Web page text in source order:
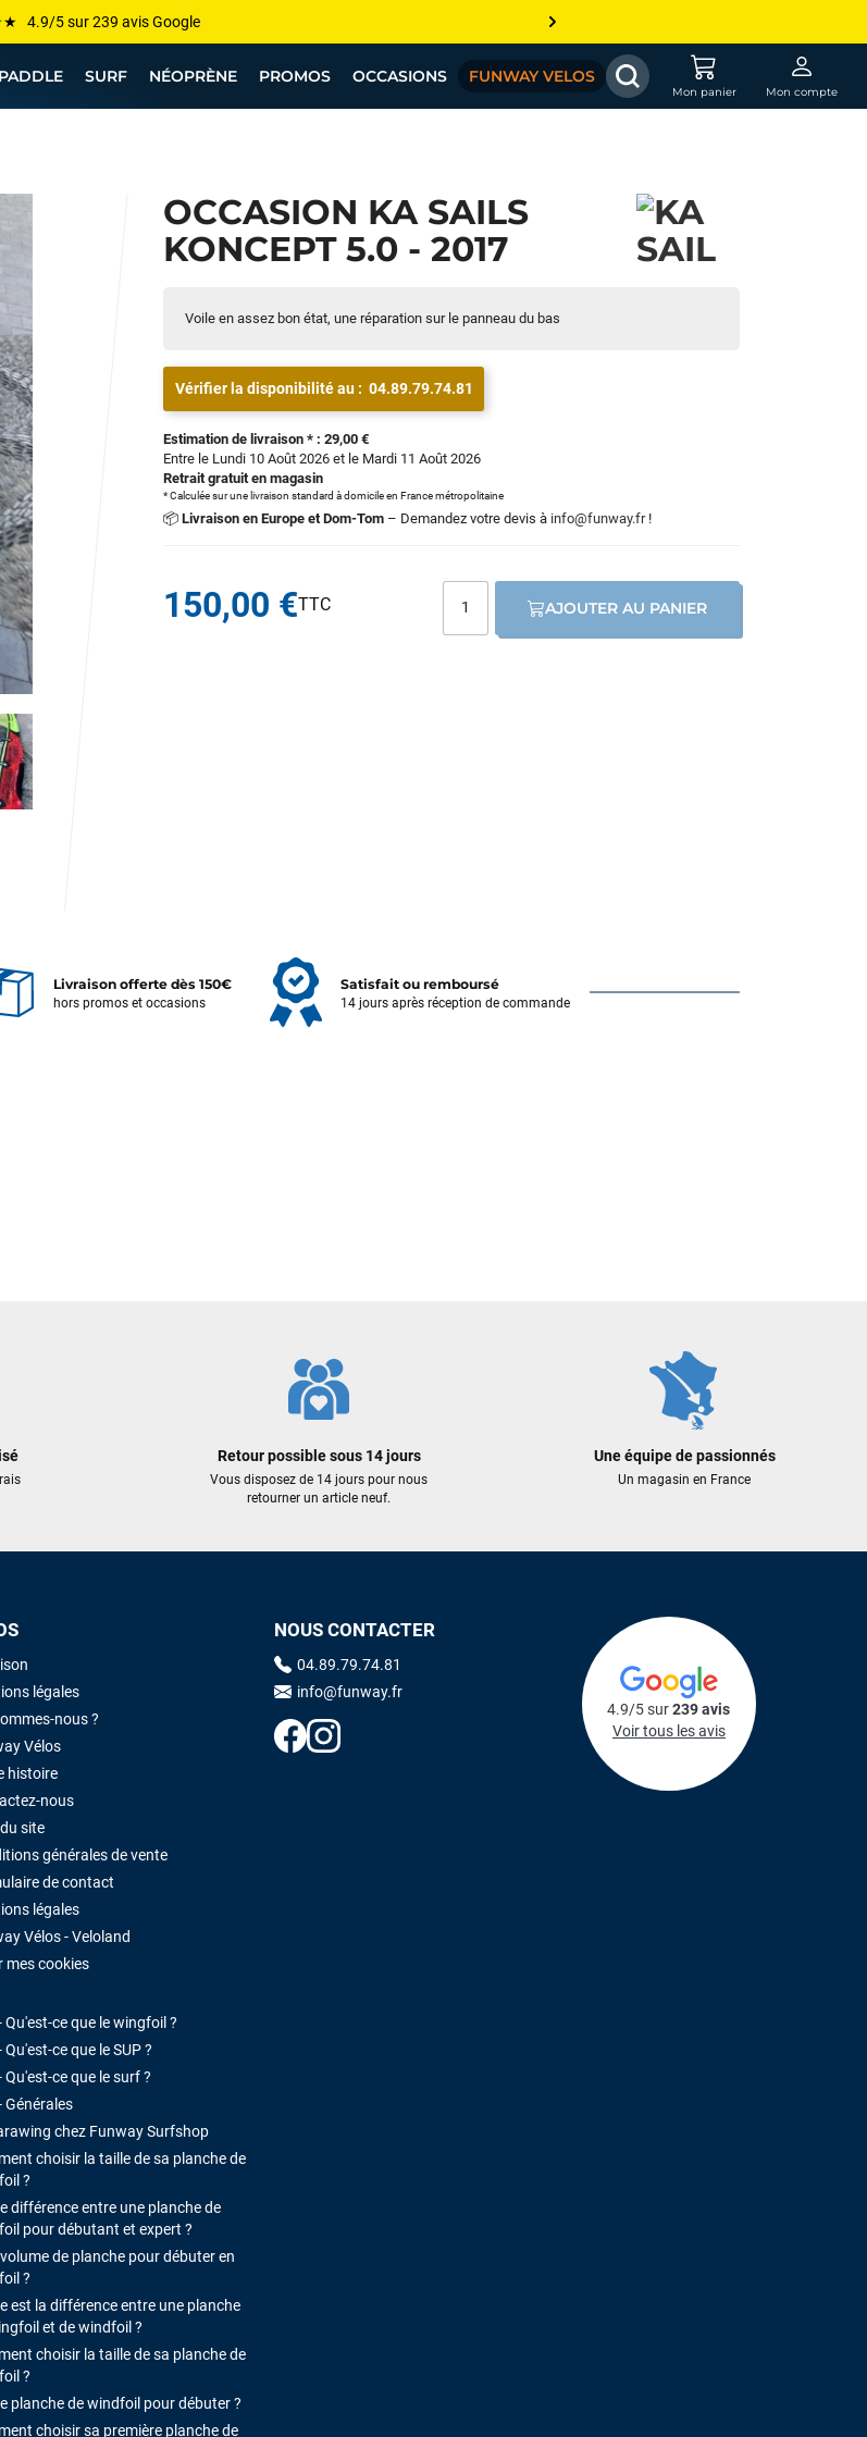
grandes marques sont chez Funway
-75% de remise sur le windsurf, wingfoil, etc...
prix garanti — Moins cher ailleurs ? On s’aligne !
PADDLE SURF NÉOPRÈNE PROMOS OCCASIONS FUNWAY VELOS
Mon panier Mon compte
OCCASION KA SAILS
KONCEPT 5.0 - 2017
Voile en assez bon état, une réparation sur le panneau du bas
Vérifier la disponibilité au : 04.89.79.74.81
Estimation de livraison * : 29,00 €
Entre le Lundi 10 Août 2026 et le Mardi 11 Août 2026
Retrait gratuit en magasin
* Calculée sur une livraison standard à domicile en France métropolitaine
📦 Livraison en Europe et Dom-Tom – Demandez votre devis à info@funway.fr!
150,00 € AJOUTER AU PANIER
Livraison offerte dès 150€
hors promos et occasions
Satisfait ou remboursé
14 jours après réception de commande
Retour possible sous 14 jours
Vous disposez de 14 jours pour nous
retourner un article neuf.
Une équipe de passionnés
Un magasin en France
légales
nous ?
Vélos
histoire
nous
site
générales de vente
de contact
légales
Vélos - Veloland
mes cookies
Qu'est-ce que le wingfoil ?
Qu'est-ce que le SUP ?
Qu'est-ce que le surf ?
Générales
chez Funway Surfshop
choisir la taille de sa planche de
?
différence entre une planche de
pour débutant et expert ?
de planche pour débuter en
?
est la différence entre une planche
et de windfoil ?
choisir la taille de sa planche de
?
planche de windfoil pour débuter ?
choisir sa première planche de
NOUS CONTACTER
04.89.79.74.81
info@funway.fr
4.9/5 sur239 avis
Voir tous les avis
que je galérais à remplacer ma board eux m'ont
à laquelle je n'aurais jamais pensé ! Excellent conseil
en plus super sympas. Merci encore pour cette severne
est arrivée en super état. Mauruuru roa.
LES AVIS LAISSER UN AVIS